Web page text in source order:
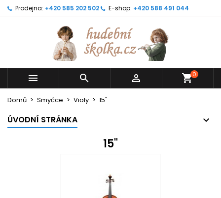
Prodejna: +420 585 202 502 E-shop: +420 588 491 044
   shopping_cart0
Domů Smyčce Violy 15"
ÚVODNÍ STRÁNKA
15"